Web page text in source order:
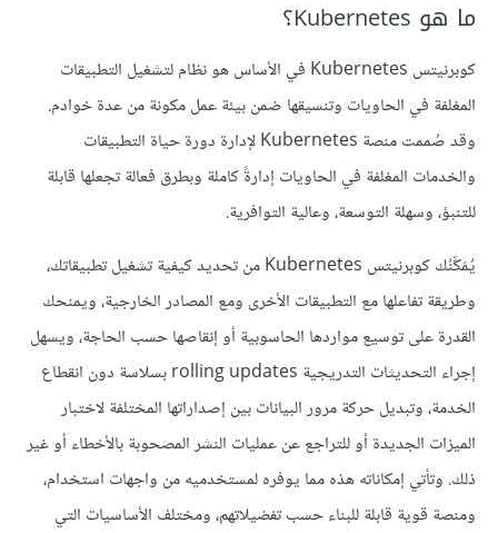
ما هو Kubernetes؟
كوبرنيتس Kubernetes في الأساس هو نظام لتشغيل التطبيقات
المغلفة في الحاويات وتنسيقها ضمن بيئة عمل مكونة من عدة خوادم.
وقد صُممت منصة Kubernetes لإدارة دورة حياة التطبيقات
والخدمات المغلفة في الحاويات إدارةً كاملة وبطرق فعالة تجعلها قابلة
للتنبؤ، وسهلة التوسعة، وعالية التوافرية.
يُمَكِّنُك كوبرنيتس Kubernetes من تحديد كيفية تشغيل تطبيقاتك،
وطريقة تفاعلها مع التطبيقات الأخرى ومع المصادر الخارجية، ويمنحك
القدرة على توسيع مواردها الحاسوبية أو إنقاصها حسب الحاجة، ويسهل
إجراء التحديثات التدريجية rolling updates بسلاسة دون انقطاع
الخدمة، وتبديل حركة مرور البيانات بين إصداراتها المختلفة لاختبار
الميزات الجديدة أو للتراجع عن عمليات النشر المصحوبة بالأخطاء أو غير
ذلك. وتأتي إمكاناته هذه مما يوفره لمستخدميه من واجهات استخدام،
ومنصة قوية قابلة للبناء حسب تفضيلاتهم، ومختلف الأساسيات التي